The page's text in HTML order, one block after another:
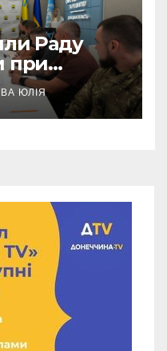
Раду
при
ЮЛІЯ